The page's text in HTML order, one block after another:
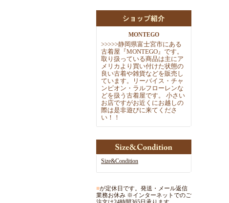
MONTEGO
>>>>>静岡県富士宮市にある
古着屋『MONTEGO』です。
取 り扱っている商品は主にア
メリカより買い付けた状態の
良い古着や雑貨などを販売し
ています。リーバイス・チャ
ンピオン・ラルフローレンな
どを扱う古着屋です。 小さい
お店ですがお近くにお越しの
際は是非遊びに来てくださ
い！！
Size&Condition
■が定休日です。発送・メール返信
業務お休み ※インターネットでのご